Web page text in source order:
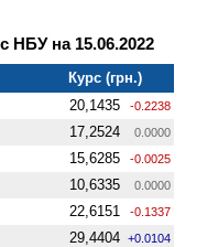
на 15.06.2022
Курс (грн.)
20,1435 -0.2238
17,2524 0.0000
15,6285 -0.0025
10,6335 0.0000
22,6151 -0.1337
29,4404 +0.0104